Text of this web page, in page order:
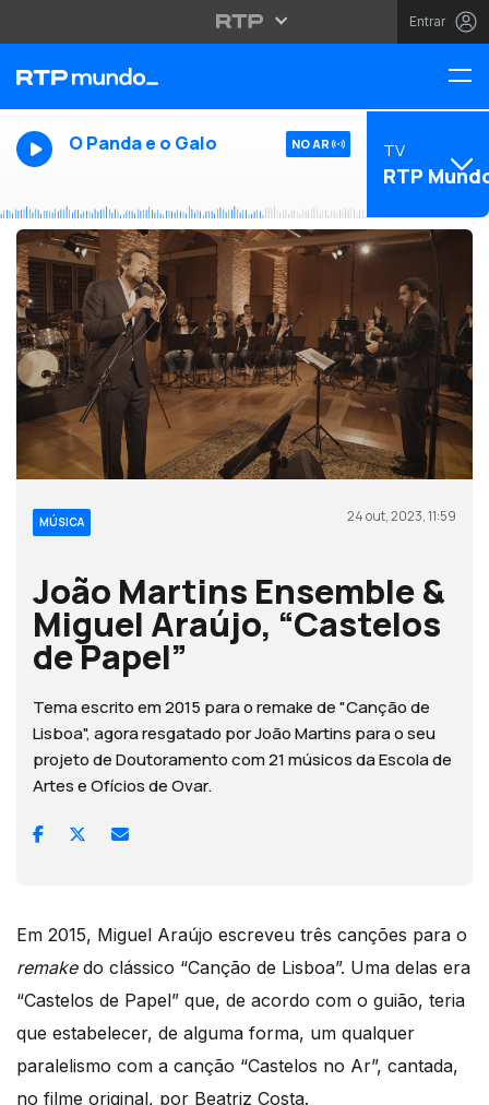
Entrar
O Panda e o Galo NO AR TV
RTP
MÚSICA 24 out, 2023, 11:59
João Martins Ensemble &
Miguel Araújo, “Castelos
de Papel”
Tema escrito em 2015 para o remake de "Canção de
Lisboa", agora resgatado por João Martins para o seu
projeto de Doutoramento com 21 músicos da Escola de
Artes e Ofícios de Ovar.
Em 2015, Miguel Araújo escreveu três canções para o
remakedo clássico “Canção de Lisboa”. Uma delas era
“Castelos de Papel” que, de acordo com o guião, teria
que estabelecer, de alguma forma, um qualquer
paralelismo com a canção “Castelos no Ar”, cantada,
no filme original, por Beatriz Costa.